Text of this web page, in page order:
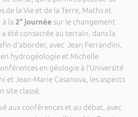
de la Vie et de la Terre, Maths et
à la 2° journée sur le changement
été consacrée au terrain, dans la
d’aborder, avec Jean Ferrandini,
hydrogéologie et Michelle
en géologie à l’Université
et Jean-Marie Casanova, les aspects
site classé.
aux conférences et au débat, avec